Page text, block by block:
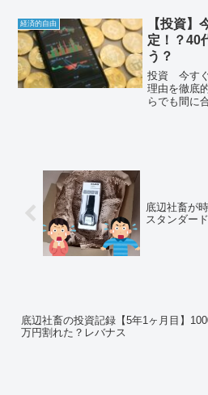
思い筆を取
経済的自由
【投資】
定！？40
う？
投資 今す
理由を徹底
らでも間に
底辺社畜が
スタンダー
底辺社畜の投資記録【5年1ヶ月目】
万円割れた？レバナス